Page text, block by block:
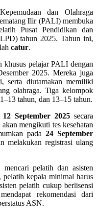
dan Olahraga
Ilir (PALI) membuka
Pusat Pendidikan dan
tahun 2025. Tahun ini,
catur.
khusus pelajar PALI dengan
2025. Mereka juga
serta diutamakan memiliki
olahraga. Tiga kelompok
tahun, dan 13–15 tahun.
September 2025secara
mengikuti tes kesehatan
pada24 September
melakukan registrasi ulang
pelatih dan asisten
pelatih kepala minimal harus
pelatih cukup berlisensi
rekomendasi dari
ASN.